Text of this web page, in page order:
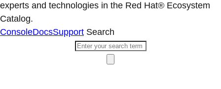
experts and technologies in the Red Hat® Ecosystem
Catalog.
ConsoleDocsSupport Search